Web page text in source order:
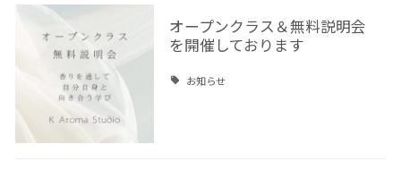
オープンクラス＆無料説明会
を開催しております
お知らせ